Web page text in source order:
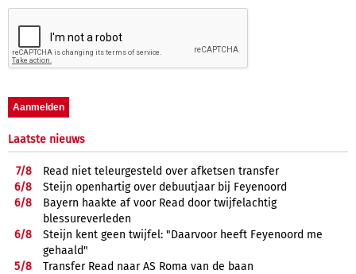
Laatste nieuws
7/8
Read niet teleurgesteld over afketsen transfer
6/8
Steijn openhartig over debuutjaar bij Feyenoord
6/8
Bayern haakte af voor Read door twijfelachtig
blessureverleden
6/8
Steijn kent geen twijfel: "Daarvoor heeft Feyenoord me
gehaald"
5/8
Transfer Read naar AS Roma van de baan